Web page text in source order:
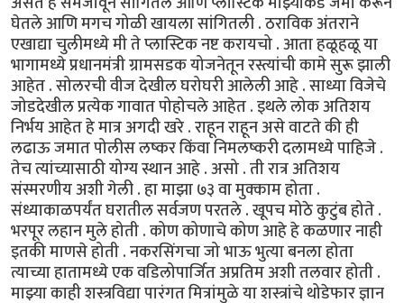
घेतले आणि मगच गोळी खायला सांगितली . ठराविक अंतराने
एखाद्या चुलीमध्ये मी ते प्लास्टिक नष्ट करायचो . आता हळूहळू या
भागामध्ये प्रधानमंत्री ग्रामसडक योजनेतून रस्त्यांची कामे सुरू झाली
आहेत . सोलरची वीज देखील घरोघरी आलेली आहे . साध्या विजेचे
जोडदेखील प्रत्येक गावात पोहोचले आहेत . इथले लोक अतिशय
निर्भय आहेत हे मात्र अगदी खरे . राहून राहून असे वाटते की ही
लढाऊ जमात पोलीस लष्कर किंवा निमलष्करी दलामध्ये पाहिजे .
तेच त्यांच्यासाठी योग्य स्थान आहे . असो . ती रात्र अतिशय
संस्मरणीय अशी गेली . हा माझा ७३ वा मुक्काम होता .
संध्याकाळपर्यंत घरातील सर्वजण परतले . खूपच मोठे कुटुंब होते .
भरपूर लहान मुले होती . कोण कोणाचे कोण आहे हे कळणार नाही
इतकी माणसे होती . नकरसिंगचा जो भाऊ भुत्या बनला होता
त्याच्या हातामध्ये एक वडिलोपार्जित अप्रतिम अशी तलवार होती .
माझ्या काही शस्त्रविद्या पारंगत मित्रांमुळे या शस्त्रांचे थोडेफार ज्ञान